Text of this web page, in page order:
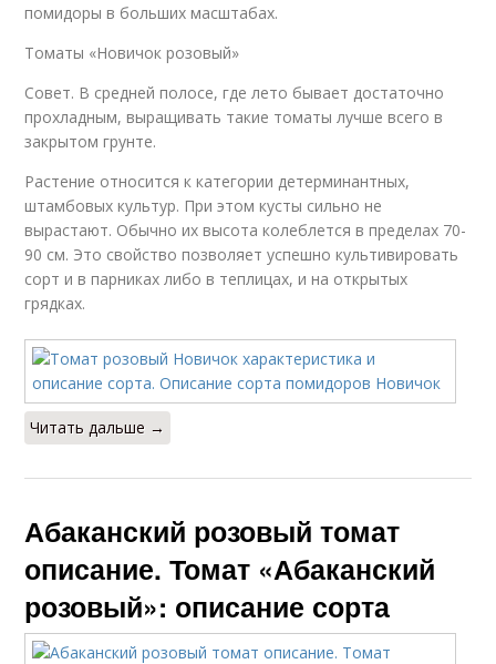
помидоры в больших масштабах.
Томаты «Новичок розовый»
Совет. В средней полосе, где лето бывает достаточно
прохладным, выращивать такие томаты лучше всего в
закрытом грунте.
Растение относится к категории детерминантных,
штамбовых культур. При этом кусты сильно не
вырастают. Обычно их высота колеблется в пределах 70-
90 см. Это свойство позволяет успешно культивировать
сорт и в парниках либо в теплицах, и на открытых
грядках.
Читать дальше →
Абаканский розовый томат
описание. Томат «Абаканский
розовый»: описание сорта